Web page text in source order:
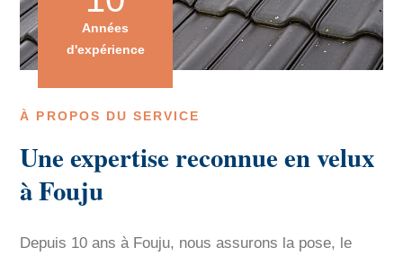
À PROPOS DU SERVICE
Une expertise reconnue en velux
à Fouju
Depuis 10 ans à Fouju, nous assurons la pose, le
Années
d'expérience